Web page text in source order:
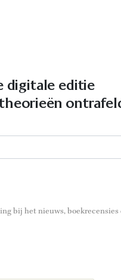
digitale editie
bij het nieuws, boekrecensies